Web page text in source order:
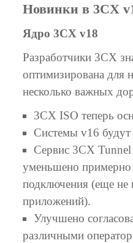
Новинки в 3CX
Ядро 3CX v18
Разработчики 3CX
оптимизирована для
несколько важных
3CX ISO теперь
Системы v16 будут
Сервис 3CX Tunnel
уменьшено примерно
подключения (еще не
приложений).
Улучшено
различными